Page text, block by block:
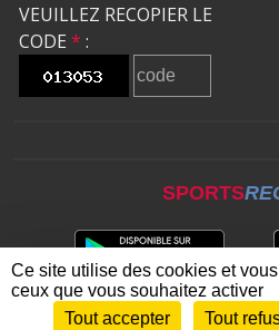
VEUILLEZ RECOPIER LE
CODE * :
SPORTS
Envie de participer ?
Ce site utilise des cookies et
ceux que vous souhaitez activer
Tout accepter
Tout